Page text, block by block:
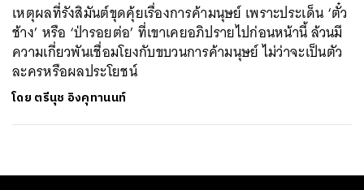
เหตุผลที่รังสิมันต์ขุดคุ้ยเรื่องการค้ามนุษย์ เพราะประเด็น ‘ตั๋ว
ช้าง’ หรือ ‘ป่ารอยต่อ’ ที่เขาเคยอภิปรายไปก่อนหน้านี้ ล้วนมี
ความเกี่ยวพันเชื่อมโยงกับขบวนการค้ามนุษย์ ไม่ว่าจะเป็นตัว
ละครหรือผลประโยชน์
โดย ตรีนุช อิงคุทานนท์